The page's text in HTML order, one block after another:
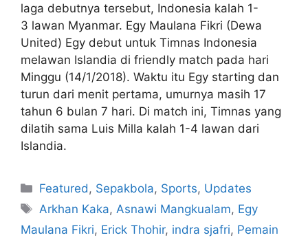
laga debutnya tersebut, Indonesia kalah 1-
3 lawan Myanmar. Egy Maulana Fikri (Dewa
United) Egy debut untuk Timnas Indonesia
melawan Islandia di friendly match pada hari
Minggu (14/1/2018). Waktu itu Egy starting dan
turun dari menit pertama, umurnya masih 17
tahun 6 bulan 7 hari. Di match ini, Timnas yang
dilatih sama Luis Milla kalah 1-4 lawan dari
Islandia.
Featured , Sepakbola, Sports, Updates
Arkhan Kaka, Asnawi Mangkualam, Egy
Maulana Fikri, Erick Thohir, indra sjafri, Pemain